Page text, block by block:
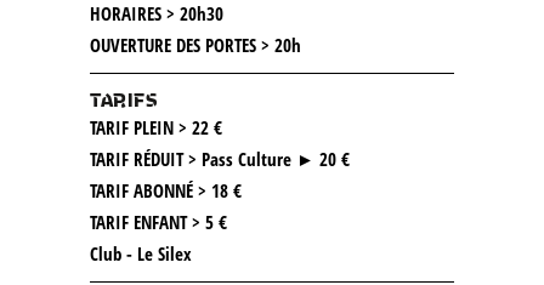
HORAIRES > 20h30
OUVERTURE DES PORTES > 20h
TARIFS
TARIF PLEIN > 22 €
TARIF RÉDUIT > Pass Culture ► 20 €
TARIF ABONNÉ > 18 €
TARIF ENFANT > 5 €
Club - Le Silex